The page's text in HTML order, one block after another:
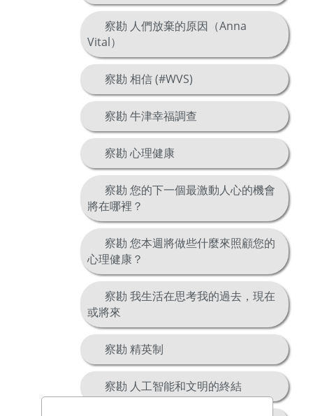
察勘 人們放棄的原因（Anna
Vital）
察勘 相信 (#WVS)
察勘 牛津幸福調查
察勘 心理健康
察勘 您的下一個最激動人心的機會
將在哪裡？
察勘 您本週將做些什麼來照顧您的
心理健康？
察勘 我生活在思考我的過去，現在
或將來
察勘 精英制
察勘 人工智能和文明的終結